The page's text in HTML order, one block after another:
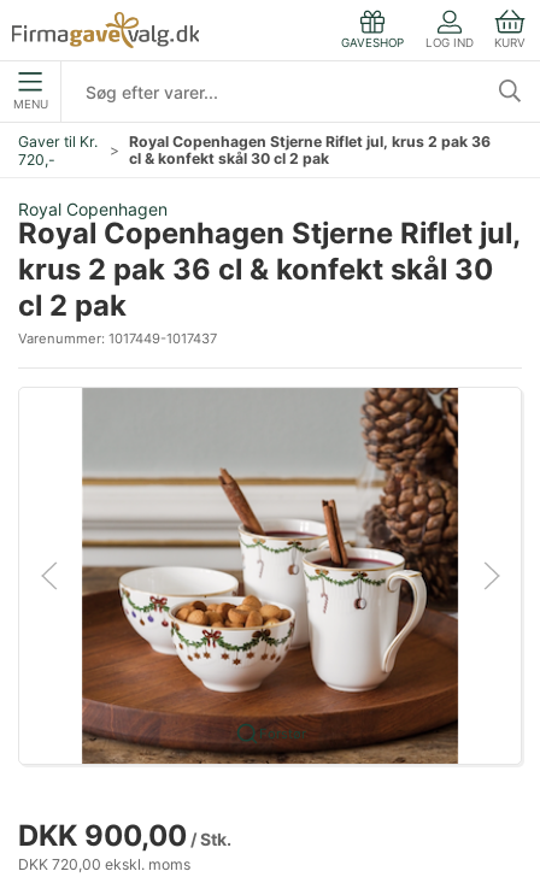
GAVESHOP LOG IND KURV
MENU
Gaver til Kr.
720,-
Royal Copenhagen Stjerne Riflet jul, krus 2 pak 36
cl & konfekt skål 30 cl 2 pak
Royal Copenhagen
Royal Copenhagen Stjerne Riflet jul,
krus 2 pak 36 cl & konfekt skål 30
cl 2 pak
Varenummer: 1017449-1017437
Forstør
DKK 900,00 / Stk.
DKK 720,00 ekskl. moms